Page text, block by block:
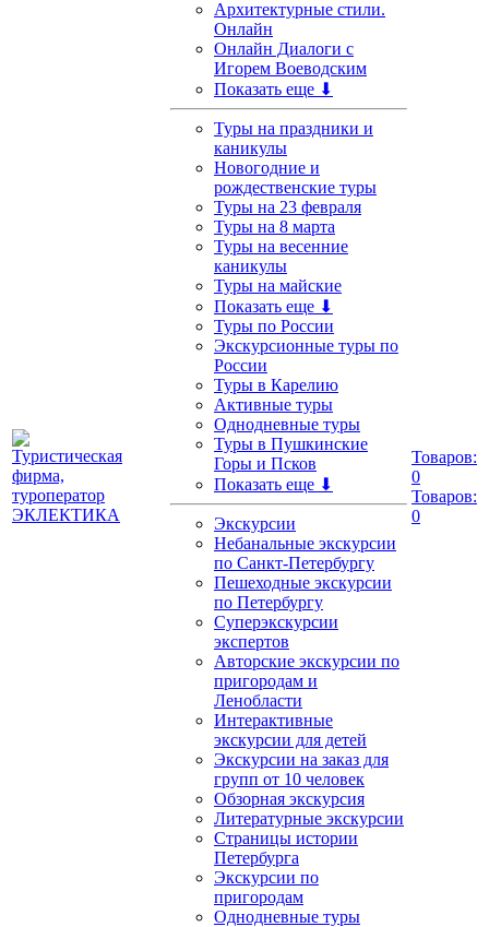
Архитектурные стили.
Онлайн
Онлайн Диалоги с
Игорем Воеводским
Показать еще ⬇
Туры на праздники и
каникулы
Новогодние и
рождественские туры
Туры на 23 февраля
Туры на 8 марта
Туры на весенние
каникулы
Туры на майские
Показать еще ⬇
Туры по России
Экскурсионные туры по
России
Туры в Карелию
Активные туры
Однодневные туры
Туры в Пушкинские
Горы и Псков
Показать еще ⬇
Экскурсии
Небанальные экскурсии
по Санкт-Петербургу
Пешеходные экскурсии
по Петербургу
Суперэкскурсии
экспертов
Авторские экскурсии по
пригородам и
Ленобласти
Интерактивные
экскурсии для детей
Экскурсии на заказ для
групп от 10 человек
Обзорная экскурсия
Литературные экскурсии
Страницы истории
Петербурга
Экскурсии по
пригородам
Однодневные туры
Товаров:
0
Товаров:
0